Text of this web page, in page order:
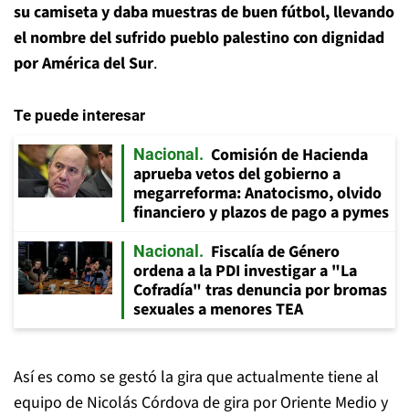
su camiseta y daba muestras de buen fútbol, llevando
el nombre del sufrido pueblo palestino con dignidad
por América del Sur.
Te puede interesar
Nacional
Comisión de Hacienda
aprueba vetos del gobierno a
megarreforma: Anatocismo, olvido
financiero y plazos de pago a pymes
Nacional
Fiscalía de Género
ordena a la PDI investigar a "La
Cofradía" tras denuncia por bromas
sexuales a menores TEA
Así es como se gestó la gira que actualmente tiene al
equipo de Nicolás Córdova de gira por Oriente Medio y